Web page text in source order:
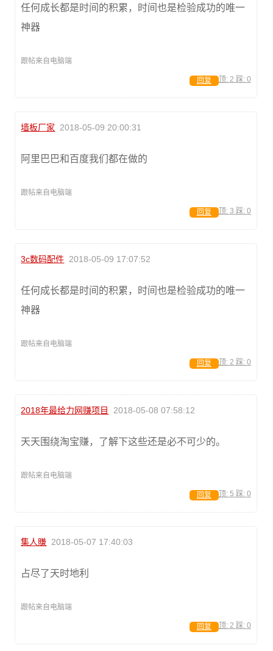
任何成长都是时间的积累，时间也是检验成功的唯一
神器
跟帖来自电脑端
顶: 2 踩: 0
回复
墙板厂家 2018-05-09 20:00:31
阿里巴巴和百度我们都在做的
跟帖来自电脑端
顶: 3 踩: 0
回复
3c数码配件 2018-05-09 17:07:52
任何成长都是时间的积累，时间也是检验成功的唯一
神器
跟帖来自电脑端
顶: 2 踩: 0
回复
2018年最给力网赚项目 2018-05-08 07:58:12
天天围绕淘宝赚，了解下这些还是必不可少的。
跟帖来自电脑端
顶: 5 踩: 0
回复
集人賺 2018-05-07 17:40:03
占尽了天时地利
跟帖来自电脑端
顶: 2 踩: 0
回复